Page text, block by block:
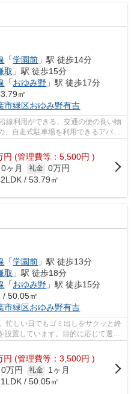
「学園前 」駅 徒歩14分
取 」駅 徒歩15分
「おゆみ野 」駅 徒歩17分
㎡
市緑区おゆみ野有吉
線利用ができる、交通の便の良い物
、自走式駐車場を利用できるアパー
...
円 (管理費等：5,500円 )
0ヶ月 礼金 0万円
/ 53.79㎡
「学園前 」駅 徒歩13分
取 」駅 徒歩18分
「おゆみ野 」駅 徒歩15分
/ 50.05㎡
市緑区おゆみ野有吉
忙しい日でもゴミ出しをサクッと終
置しています。目的に応じて選べ
円 (管理費等：3,500円 )
0万円 礼金
1ヶ月
/ 50.05㎡